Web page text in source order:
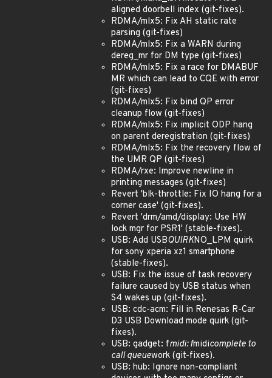
aligned doorbell index (git-fixes).
RDMA/mlx5: Fix AH static rate
parsing (git-fixes)
RDMA/mlx5: Fix a WARN during
dereg_mr for DM type (git-fixes)
RDMA/mlx5: Fix a race for DMABUF
MR which can lead to CQE with error
(git-fixes)
RDMA/mlx5: Fix bind QP error
cleanup flow (git-fixes)
RDMA/mlx5: Fix implicit ODP hang
on parent deregistration (git-fixes)
RDMA/mlx5: Fix the recovery flow of
the UMR QP (git-fixes)
RDMA/rxe: Improve newline in
printing messages (git-fixes)
Revert 'blk-throttle: Fix IO hang for a
corner case' (git-fixes).
Revert 'drm/amd/display: Use HW
lock mgr for PSR1' (stable-fixes).
USB: Add USBQUIRKNO_LPM quirk
for sony xperia xz1 smartphone
(stable-fixes).
USB: Fix the issue of task recovery
failure caused by USB status when
S4 wakes up (git-fixes).
USB: cdc-acm: Fill in Renesas R-Car
D3 USB Download mode quirk (git-
fixes).
USB: gadget: fmidi: fmidicomplete to
call queuework (git-fixes).
USB: hub: Ignore non-compliant